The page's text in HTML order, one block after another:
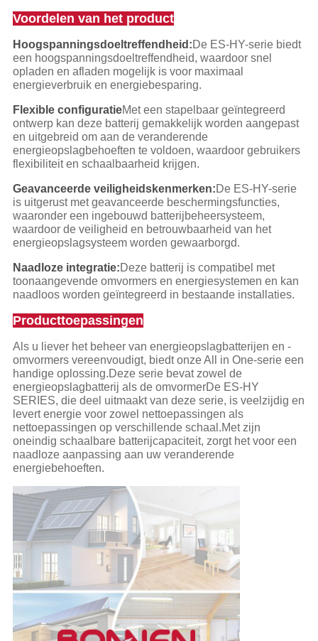
Voordelen van het product
Hoogspanningsdoeltreffendheid:De ES-HY-serie biedt
een hoogspanningsdoeltreffendheid, waardoor snel
opladen en afladen mogelijk is voor maximaal
energieverbruik en energiebesparing.
Flexible configuratieMet een stapelbaar geïntegreerd
ontwerp kan deze batterij gemakkelijk worden aangepast
en uitgebreid om aan de veranderende
energieopslagbehoeften te voldoen, waardoor gebruikers
flexibiliteit en schaalbaarheid krijgen.
Geavanceerde veiligheidskenmerken:De ES-HY-serie
is uitgerust met geavanceerde beschermingsfuncties,
waaronder een ingebouwd batterijbeheersysteem,
waardoor de veiligheid en betrouwbaarheid van het
energieopslagsysteem worden gewaarborgd.
Naadloze integratie:Deze batterij is compatibel met
toonaangevende omvormers en energiesystemen en kan
naadloos worden geïntegreerd in bestaande installaties.
Producttoepassingen
Als u liever het beheer van energieopslagbatterijen en -
omvormers vereenvoudigt, biedt onze All in One-serie een
handige oplossing.Deze serie bevat zowel de
energieopslagbatterij als de omvormerDe ES-HY
SERIES, die deel uitmaakt van deze serie, is veelzijdig en
levert energie voor zowel nettoepassingen als
nettoepassingen op verschillende schaal.Met zijn
oneindig schaalbare batterijcapaciteit, zorgt het voor een
naadloze aanpassing aan uw veranderende
energiebehoeften.